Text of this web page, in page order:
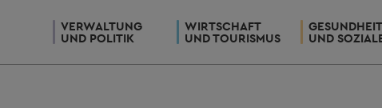
VERWALTUNG
UND POLITIK
WIRTSCHAFT
UND TOURISMUS
GESUNDHEIT
UND